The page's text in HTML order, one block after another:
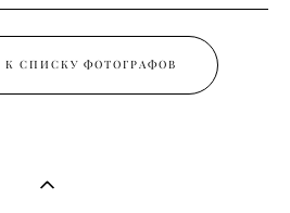
К СПИСКУ ФОТОГРАФОВ